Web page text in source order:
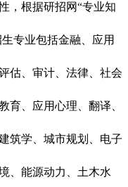
根据研招网“专业知
专业包括金融、应用
估、审计、法律、社会
育、应用心理、翻译、
筑学、城市规划、电子
、能源动力、土木水